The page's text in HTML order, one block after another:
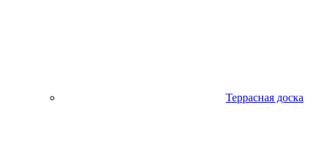
Террасная доска